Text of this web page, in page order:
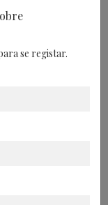
receita
2024
à
menos,
se registar.